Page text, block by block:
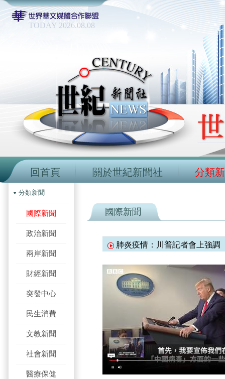
TODAY 2026.08.08
回首頁 關於世紀新聞社 分類
分類新聞
國際新聞
政治新聞
兩岸新聞
財經新聞
突發中心
民生消費
文教新聞
社會新聞
醫療保健
國際新聞
肺炎疫情：川普記者會上強調